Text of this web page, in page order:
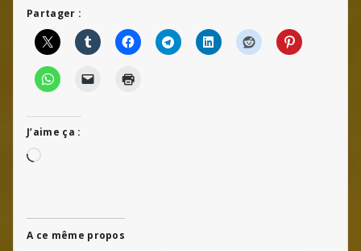
Partager :
J’aime ça :
Chargement…
A ce même propos